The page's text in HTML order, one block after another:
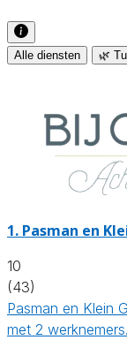
Alle diensten 🌿
1. Pasman en
10
(43)
Pasman en Klein
met 2